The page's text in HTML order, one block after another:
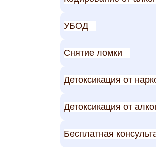
УБОД
Снятие ломки
Детоксикация от
Детоксикация от
Бесплатная